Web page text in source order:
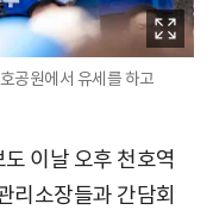
공원에서 유세를 하고
이날 오후 천호역
리소장들과 간담회